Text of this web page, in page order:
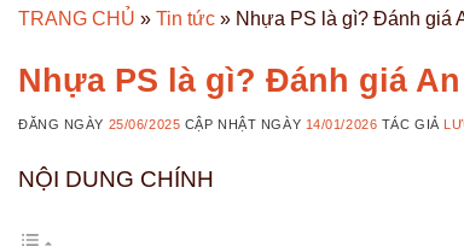
TRANG CHỦ » Tin tức » Nhựa PS là gì? Đánh giá
Nhựa PS là gì? Đánh giá
ĐĂNG NGÀY 25/06/2025 CẬP NHẬT NGÀY 14/01/2026 TÁC GIẢ
NỘI DUNG CHÍNH